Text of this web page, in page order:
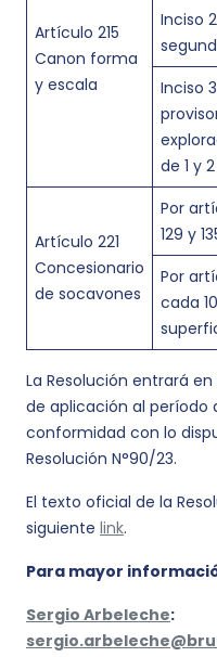
Artículo 215
Canon forma
y escala
Inciso
Inciso
de 1 y
Artículo 221
Concesionario
de socavones
Por
129 y
Por
cada
La Resolución entrará
de aplicación al período
conformidad con lo
Resolución N°90/23.
El texto oficial de la
siguiente link.
Para mayor
Sergio Arbeleche: